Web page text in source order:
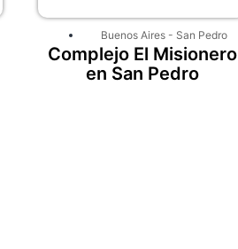
Buenos Aires - San Pedro
Complejo El Misionero
en San Pedro